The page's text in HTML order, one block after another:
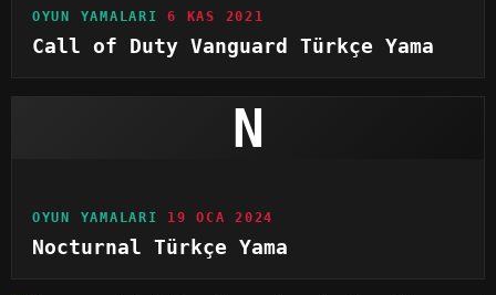
OYUN YAMALARI 6 KAS 2021
Call of Duty Vanguard Türkçe Yama
N
OYUN YAMALARI 19 OCA 2024
Nocturnal Türkçe Yama